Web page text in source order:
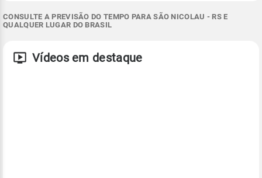
CONSULTE A PREVISÃO DO TEMPO PARA SÃO NICOLAU - RS E
QUALQUER LUGAR DO BRASIL
Vídeos em destaque